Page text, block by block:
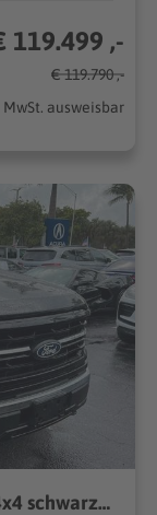
119.499 ,-
€ 119.790 ,-
MwSt. ausweisbar
Ford F-150 Hybrid XLT Supercrew 4x4 schwarzmet. 2024